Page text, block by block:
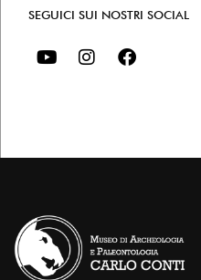
SEGUICI SUI NOSTRI SOCIAL